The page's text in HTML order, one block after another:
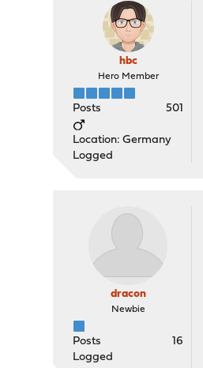
hbc
Hero Member
Posts 501
Location: Germany
Logged
dracon
Newbie
Posts
16
Logged